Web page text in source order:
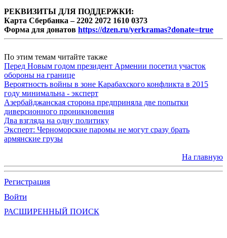
РЕКВИЗИТЫ ДЛЯ ПОДДЕРЖКИ:
Карта Сбербанка – 2202 2072 1610 0373
Форма для донатов https://dzen.ru/yerkramas?donate=true
По этим темам читайте также
Перед Новым годом президент Армении посетил участок
обороны на границе
Вероятность войны в зоне Карабахского конфликта в 2015
году минимальна - эксперт
Азербайджанская сторона предприняла две попытки
диверсионного проникновения
Два взгляда на одну политику
Эксперт: Черноморские паромы не могут сразу брать
армянские грузы
На главную
Регистрация
Войти
РАСШИРЕННЫЙ ПОИСК